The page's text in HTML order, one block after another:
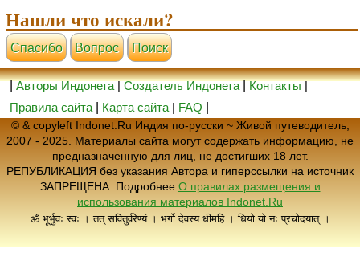
Нашли что искали?
Cпасибо Вопрос Поиск
|Авторы Индонета|Создатель Индонета|Контакты|
Правила сайта
Карта сайта | FAQ
© & copyleft Indonet.Ru Индия по-русски ~ Живой путеводитель,
2007 - 2025. Материалы сайта могут содержать информацию, не
предназначенную для лиц, не достигших 18 лет.
РЕПУБЛИКАЦИЯ без указания Автора и гиперссылки на источник
ЗАПРЕЩЕНА. Подробнее О правилах размещения и
использования материалов Indonet.Ru
ॐ भूर्भुवः स्वः । तत् सवितुर्वरेण्यं । भर्गो देवस्य धीमहि । धियो यो नः प्रचोदयात् ॥